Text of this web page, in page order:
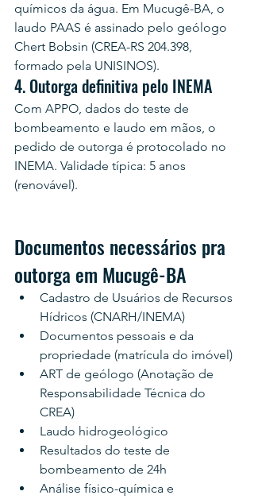
químicos da água. Em Mucugê-BA, o
laudo PAAS é assinado pelo geólogo
Chert Bobsin (CREA-RS 204.398,
formado pela UNISINOS).
4. Outorga definitiva pelo INEMA
Com APPO, dados do teste de
bombeamento e laudo em mãos, o
pedido de outorga é protocolado no
INEMA. Validade típica: 5 anos
(renovável).
Documentos necessários pra
outorga em Mucugê-BA
Cadastro de Usuários de Recursos
Hídricos (CNARH/INEMA)
Documentos pessoais e da
propriedade (matrícula do imóvel)
ART de geólogo (Anotação de
Responsabilidade Técnica do
CREA)
Laudo hidrogeológico
Resultados do teste de
bombeamento de 24h
Análise físico-química e